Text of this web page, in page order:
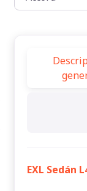
EXL Sedán